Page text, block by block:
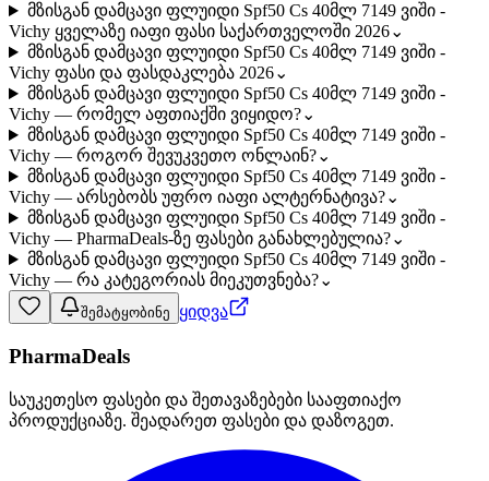
მზისგან დამცავი ფლუიდი Spf50 Cs 40მლ 7149 ვიში -
Vichy ყველაზე იაფი ფასი საქართველოში 2026⌄
მზისგან დამცავი ფლუიდი Spf50 Cs 40მლ 7149 ვიში -
Vichy ფასი და ფასდაკლება 2026⌄
მზისგან დამცავი ფლუიდი Spf50 Cs 40მლ 7149 ვიში -
Vichy — რომელ აფთიაქში ვიყიდო?⌄
მზისგან დამცავი ფლუიდი Spf50 Cs 40მლ 7149 ვიში -
Vichy — როგორ შევუკვეთო ონლაინ?⌄
მზისგან დამცავი ფლუიდი Spf50 Cs 40მლ 7149 ვიში -
Vichy — არსებობს უფრო იაფი ალტერნატივა?⌄
მზისგან დამცავი ფლუიდი Spf50 Cs 40მლ 7149 ვიში -
Vichy — PharmaDeals-ზე ფასები განახლებულია?⌄
მზისგან დამცავი ფლუიდი Spf50 Cs 40მლ 7149 ვიში -
Vichy — რა კატეგორიას მიეკუთვნება?⌄
შემატყობინე ყიდვა
PharmaDeals
საუკეთესო ფასები და შეთავაზებები სააფთიაქო
პროდუქციაზე. შეადარეთ ფასები და დაზოგეთ.